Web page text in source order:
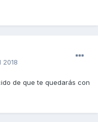
2018
de que te quedarás con